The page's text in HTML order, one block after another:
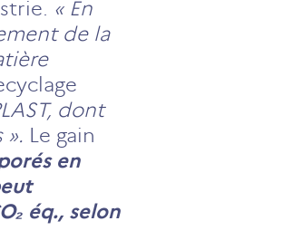
« En
de la
dont
». Le gain
en
éq., selon